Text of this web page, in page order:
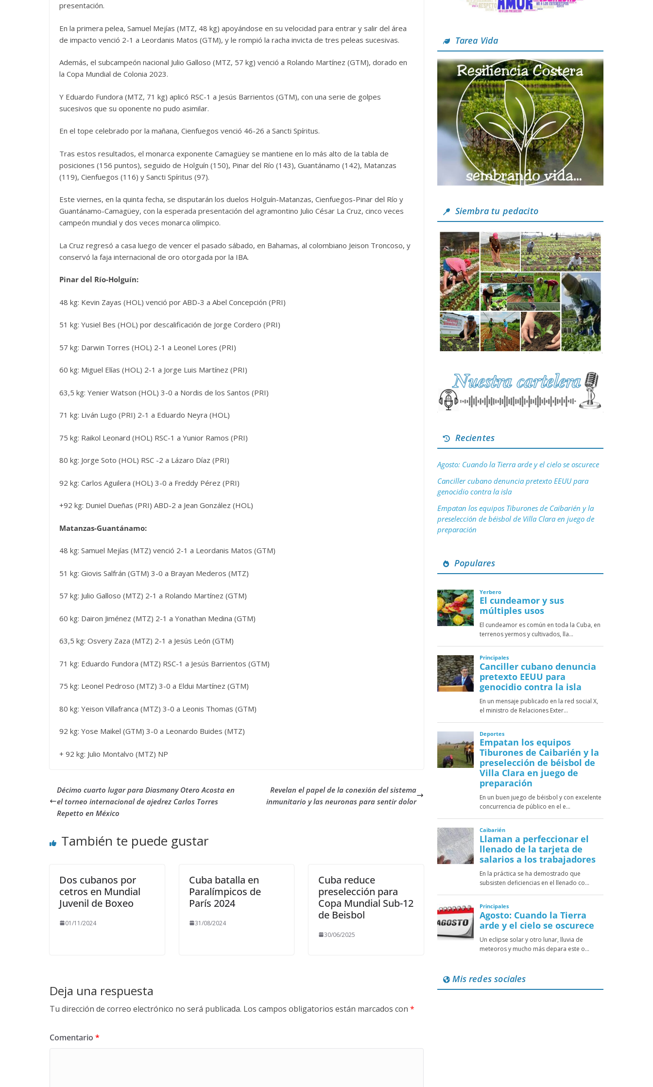
presentación.
En la primera pelea, Samuel Mejías (MTZ, 48 kg) apoyándose en su velocidad para entrar y salir del área
de impacto venció 2-1 a Leordanis Matos (GTM), y le rompió la racha invicta de tres peleas sucesivas.
Además, el subcampeón nacional Julio Galloso (MTZ, 57 kg) venció a Rolando Martínez (GTM), dorado en
la Copa Mundial de Colonia 2023.
Y Eduardo Fundora (MTZ, 71 kg) aplicó RSC-1 a Jesús Barrientos (GTM), con una serie de golpes
sucesivos que su oponente no pudo asimilar.
En el tope celebrado por la mañana, Cienfuegos venció 46-26 a Sancti Spíritus.
Tras estos resultados, el monarca exponente Camagüey se mantiene en lo más alto de la tabla de
posiciones (156 puntos), seguido de Holguín (150), Pinar del Río (143), Guantánamo (142), Matanzas
(119), Cienfuegos (116) y Sancti Spíritus (97).
Este viernes, en la quinta fecha, se disputarán los duelos Holguín-Matanzas, Cienfuegos-Pinar del Río y
Guantánamo-Camagüey, con la esperada presentación del agramontino Julio César La Cruz, cinco veces
campeón mundial y dos veces monarca olímpico.
La Cruz regresó a casa luego de vencer el pasado sábado, en Bahamas, al colombiano Jeison Troncoso, y
conservó la faja internacional de oro otorgada por la IBA.
Pinar del Río-Holguín:
48 kg: Kevin Zayas (HOL) venció por ABD-3 a Abel Concepción (PRI)
51 kg: Yusiel Bes (HOL) por descalificación de Jorge Cordero (PRI)
57 kg: Darwin Torres (HOL) 2-1 a Leonel Lores (PRI)
60 kg: Miguel Elías (HOL) 2-1 a Jorge Luis Martínez (PRI)
63,5 kg: Yenier Watson (HOL) 3-0 a Nordis de los Santos (PRI)
71 kg: Liván Lugo (PRI) 2-1 a Eduardo Neyra (HOL)
75 kg: Raikol Leonard (HOL) RSC-1 a Yunior Ramos (PRI)
80 kg: Jorge Soto (HOL) RSC -2 a Lázaro Díaz (PRI)
92 kg: Carlos Aguilera (HOL) 3-0 a Freddy Pérez (PRI)
+92 kg: Duniel Dueñas (PRI) ABD-2 a Jean González (HOL)
Matanzas-Guantánamo:
48 kg: Samuel Mejías (MTZ) venció 2-1 a Leordanis Matos (GTM)
51 kg: Giovis Salfrán (GTM) 3-0 a Brayan Mederos (MTZ)
57 kg: Julio Galloso (MTZ) 2-1 a Rolando Martínez (GTM)
60 kg: Dairon Jiménez (MTZ) 2-1 a Yonathan Medina (GTM)
63,5 kg: Osvery Zaza (MTZ) 2-1 a Jesús León (GTM)
71 kg: Eduardo Fundora (MTZ) RSC-1 a Jesús Barrientos (GTM)
75 kg: Leonel Pedroso (MTZ) 3-0 a Eldui Martínez (GTM)
80 kg: Yeison Villafranca (MTZ) 3-0 a Leonis Thomas (GTM)
92 kg: Yose Maikel (GTM) 3-0 a Leonardo Buides (MTZ)
+ 92 kg: Julio Montalvo (MTZ) NP
Décimo cuarto lugar para Diasmany Otero Acosta en
el torneo internacional de ajedrez Carlos Torres
Repetto en México
Revelan el papel de la conexión del sistema
inmunitario y las neuronas para sentir dolor
También te puede gustar
Dos cubanos por
cetros en Mundial
Juvenil de Boxeo
01/11/2024
Cuba batalla en
Paralímpicos de
París 2024
31/08/2024
Cuba reduce
preselección para
Copa Mundial Sub-12
de Beisbol
30/06/2025
Deja una respuesta
Tu dirección de correo electrónico no será publicada. Los campos obligatorios están marcados con *
Comentario *
Tarea Vida
Siembra tu pedacito
Recientes
Agosto: Cuando la Tierra arde y el cielo se oscurece
Canciller cubano denuncia pretexto EEUU para
genocidio contra la isla
Empatan los equipos Tiburones de Caibarién y la
preselección de béisbol de Villa Clara en juego de
preparación
Populares
Mis redes sociales